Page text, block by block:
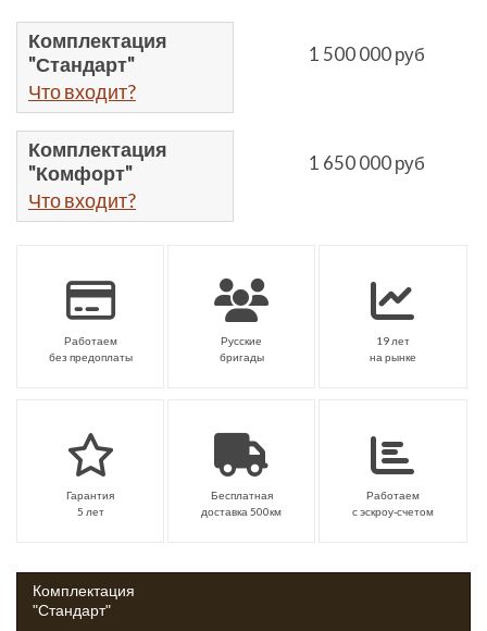
Комплектация
"Стандарт"
Что входит?
1 500 000 руб
Комплектация
"Комфорт"
Что входит?
1 650 000 руб
Работаем
без предоплаты
Русские
бригады
19 лет
на рынке
Гарантия
5 лет
Бесплатная
доставка 500км
Работаем
с эскроу-счетом
Комплектация
"Стандарт"